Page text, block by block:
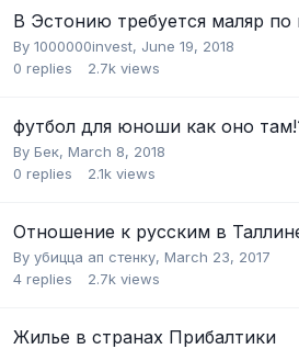
В Эстонию требуется маляр по
By 1000000invest, June 19, 2018
0 replies 2.7k views
футбол для юноши как оно
By Бек, March 8, 2018
0 replies 2.1k views
Отношение к русским в
By убицца ап стенку, March 23, 2017
4 replies 2.7k views
Жилье в странах Прибалтики